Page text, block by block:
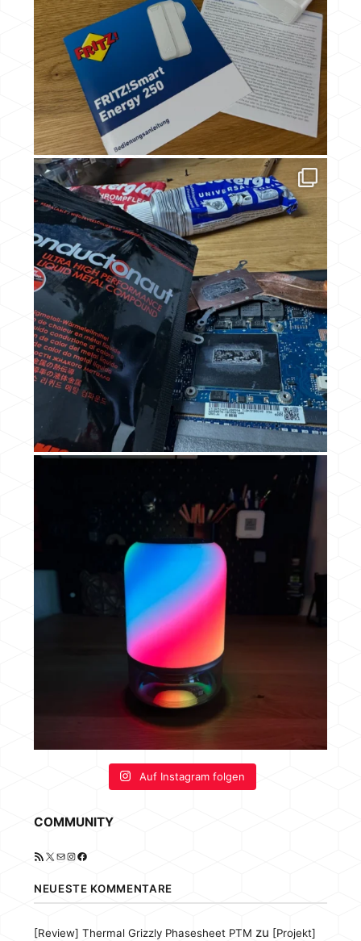
Auf Instagram folgen
COMMUNITY
RSS-Feed
X E-MailInstagram
Facebook
NEUESTE KOMMENTARE
[Review] Thermal Grizzly Phasesheet PTM zu [Projekt]